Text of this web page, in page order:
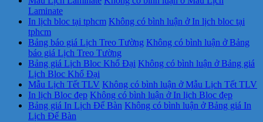
Laminate
In lịch bloc tại tphcm Không có bình luận ở In lịch bloc tại
tphcm
Bảng báo giá Lịch Treo Tường Không có bình luận ở Bảng
báo giá Lịch Treo Tường
Bảng giá Lịch Bloc Khổ Đại Không có bình luận ở Bảng giá
Lịch Bloc Khổ Đại
Mẫu Lịch Tết TLV Không có bình luận ở Mẫu Lịch Tết TLV
In lịch Bloc đẹp Không có bình luận ở In lịch Bloc đẹp
Bảng giá In Lịch Để Bàn Không có bình luận ở Bảng giá In
Lịch Để Bàn